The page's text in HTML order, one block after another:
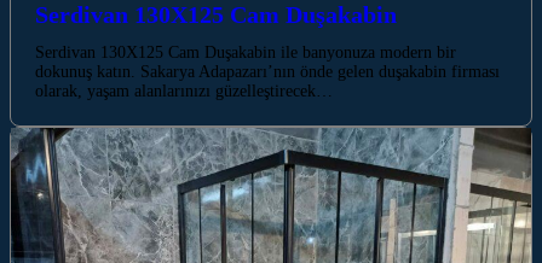
Serdivan 130X125 Cam Duşakabin
Serdivan 130X125 Cam Duşakabin ile banyonuza modern bir
dokunuş katın. Sakarya Adapazarı’nın önde gelen duşakabin firması
olarak, yaşam alanlarınızı güzelleştirecek…